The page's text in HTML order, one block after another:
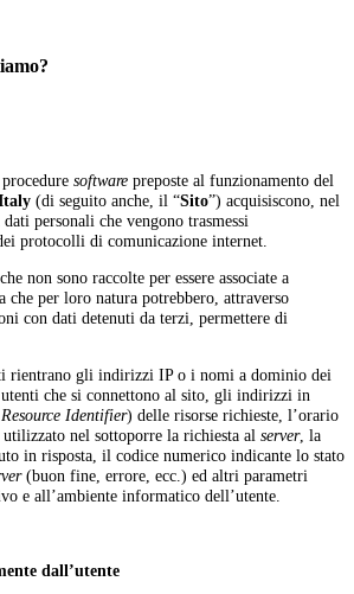
software preposte al funzionamento del
(di seguito anche, il “Sito”) acquisiscono, nel
personali che vengono trasmessi
protocolli di comunicazione internet.
non sono raccolte per essere associate a
che per loro natura potrebbero, attraverso
con dati detenuti da terzi, permettere di
rientrano gli indirizzi IP o i nomi a dominio dei
che si connettono al sito, gli indirizzi in
Identifier) delle risorse richieste, l’orario
nel sottoporre la richiesta al server, la
in risposta, il codice numerico indicante lo stato
(buon fine, errore, ecc.) ed altri parametri
e all’ambiente informatico dell’utente.
dall’utente